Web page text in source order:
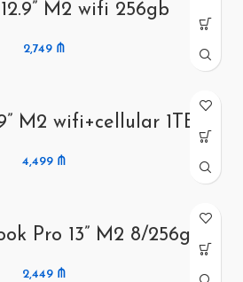
M2 wifi 256gb
2,749 ₼
M2 wifi+cellular 1TB
4,499 ₼
Pro 13” M2 8/256gb
2,449 ₼